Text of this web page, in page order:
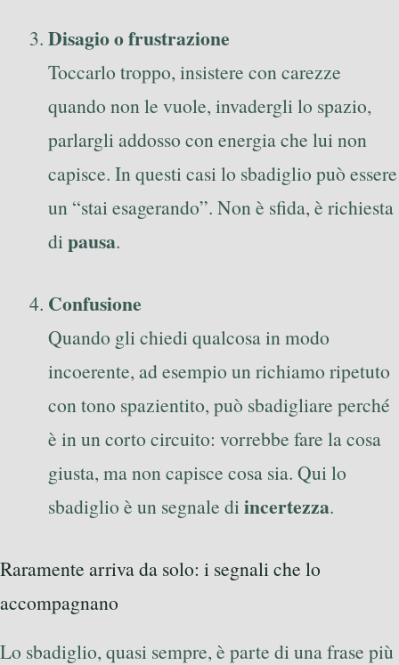
Disagio o frustrazione
Toccarlo troppo, insistere con carezze
quando non le vuole, invadergli lo spazio,
parlargli addosso con energia che lui non
capisce. In questi casi lo sbadiglio può essere
un “stai esagerando”. Non è sfida, è richiesta
di pausa.
Confusione
Quando gli chiedi qualcosa in modo
incoerente, ad esempio un richiamo ripetuto
con tono spazientito, può sbadigliare perché
è in un corto circuito: vorrebbe fare la cosa
giusta, ma non capisce cosa sia. Qui lo
sbadiglio è un segnale diincertezza.
Raramente arriva da solo: i segnali che lo
accompagnano
Lo sbadiglio, quasi sempre, è parte di una frase più